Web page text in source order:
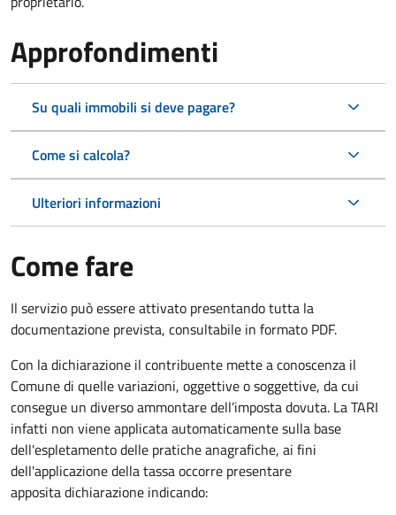
Approfondimenti
Su quali immobili si deve pagare?
Come si calcola?
Ulteriori informazioni
Come fare
Il servizio può essere attivato presentando tutta la
documentazione prevista, consultabile in formato PDF.
Con la dichiarazione il contribuente mette a conoscenza il
Comune di quelle variazioni, oggettive o soggettive, da cui
consegue un diverso ammontare dell’imposta dovuta. La TARI
infatti non viene applicata automaticamente sulla base
dell'espletamento delle pratiche anagrafiche, ai fini
dell'applicazione della tassa occorre presentare
apposita dichiarazione indicando: